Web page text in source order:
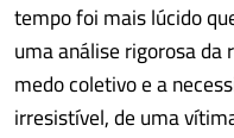
tempo foi mais lúcido
uma análise rigorosa
medo coletivo e a
irresistível, de uma